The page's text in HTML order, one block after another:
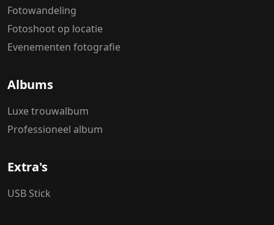
Fotowandeling
Fotoshoot op locatie
Evenementen fotografie
Albums
Luxe trouwalbum
Professioneel album
Extra's
USB Stick